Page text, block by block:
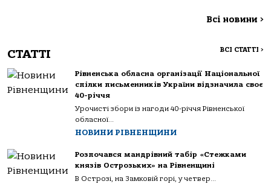
Всі новини >
СТАТТІ ВСІ СТАТТІ >
Рівненська обласна організації Національної
спілки письменників України відзначила своє
40-річчя
Урочисті збори із нагоди 40-річчя Рівненської
обласної...
НОВИНИ РІВНЕНЩИНИ
Розпочався мандрівний табір «Стежками
князів Острозьких» на Рівненщині
В Острозі, на Замковій горі, у четвер...